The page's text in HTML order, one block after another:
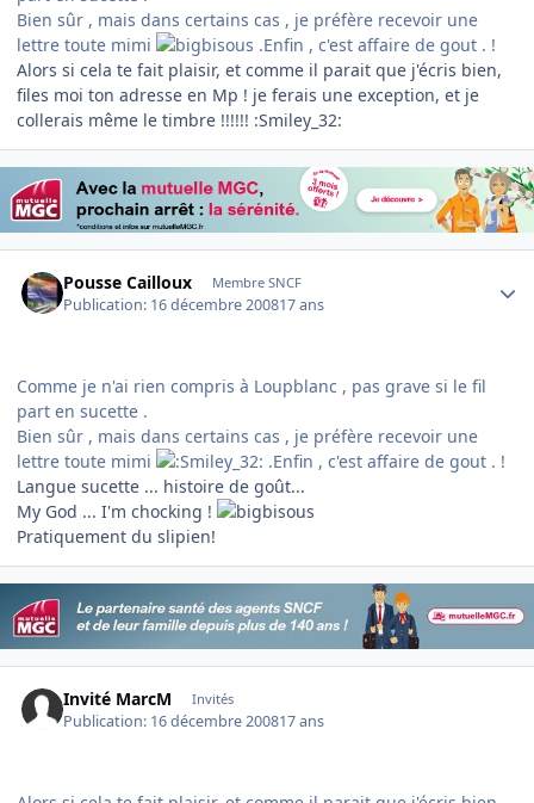
Bien sûr , mais dans certains cas , je préfère recevoir une
lettre toute mimi
.Enfin , c'est affaire de gout . !
Alors si cela te fait plaisir, et comme il parait que j'écris bien,
files moi ton adresse en Mp ! je ferais une exception, et je
collerais même le timbre !!!!!! :Smiley_32:
Pousse Cailloux Membre SNCF
Publication: 16 décembre 200817 ans
Comme je n'ai rien compris à Loupblanc , pas grave si le fil
part en sucette .
Bien sûr , mais dans certains cas , je préfère recevoir une
lettre toute mimi
.Enfin , c'est affaire de gout . !
Langue sucette ... histoire de goût...
My God ... I'm chocking !
Pratiquement du slipien!
Invité MarcM Invités
Publication: 16 décembre 200817 ans